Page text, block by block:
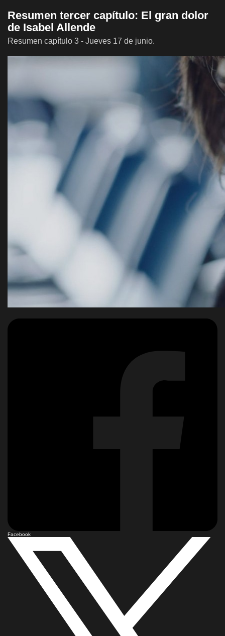
Resumen tercer capítulo: El gran dolor
de Isabel Allende
Resumen capítulo 3 - Jueves 17 de junio.
Facebook